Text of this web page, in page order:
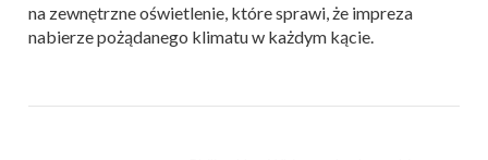
na zewnętrzne oświetlenie, które sprawi, że impreza
nabierze pożądanego klimatu w każdym kącie.